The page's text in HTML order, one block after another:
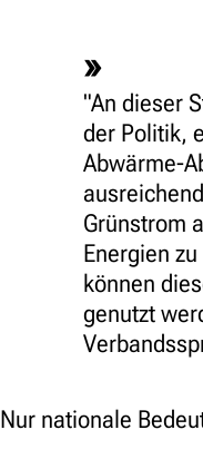
"An dieser
der Politik,
Abwärme-
Grünstrom
Energien
können
genutzt
Nur nationale